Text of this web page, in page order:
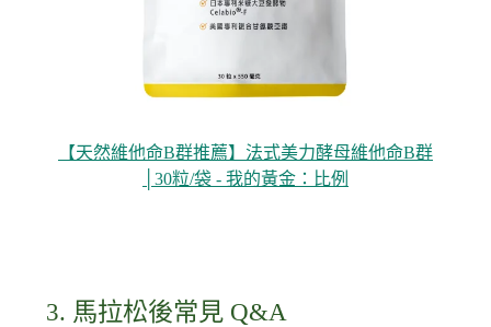
【天然維他命B群推薦】法式美力酵母維他命B群
│30粒/袋 - 我的黃金：比例
3. 馬拉松後常見 Q&A